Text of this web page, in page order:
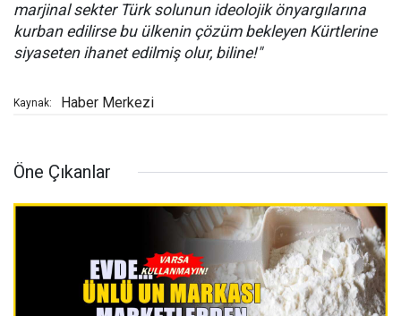
marjinal sekter Türk solunun ideolojik önyargılarına
kurban edilirse bu ülkenin çözüm bekleyen Kürtlerine
siyaseten ihanet edilmiş olur, biline!"
Kaynak: Haber Merkezi
Öne Çıkanlar